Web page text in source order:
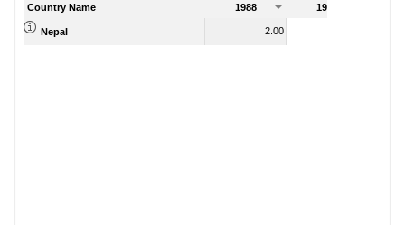
Country Name 1988 1989
Nepal 2.00